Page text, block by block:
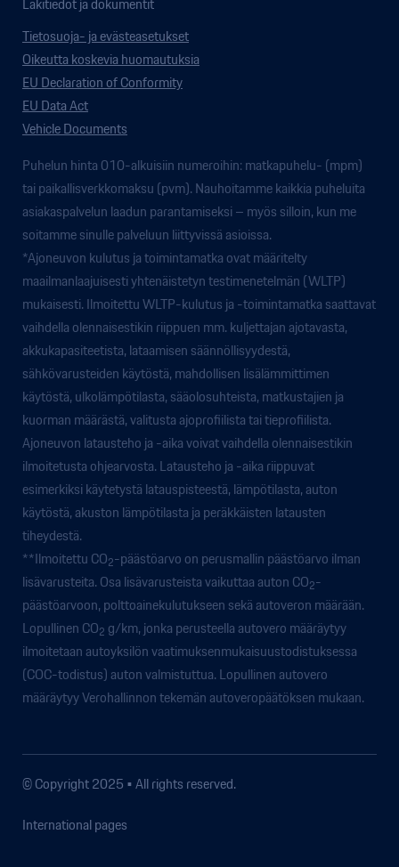
Tietosuoja- ja evästeasetukset
Oikeutta koskevia huomautuksia
EU Declaration of Conformity
EU Data Act
Vehicle Documents
Puhelun hinta 010-alkuisiin numeroihin: matkapuhelu- (mpm)
tai paikallisverkkomaksu (pvm). Nauhoitamme kaikkia puheluita
asiakaspalvelun laadun parantamiseksi – myös silloin, kun me
soitamme sinulle palveluun liittyvissä asioissa.
*Ajoneuvon kulutus ja toimintamatka ovat määritelty
maailmanlaajuisesti yhtenäistetyn testimenetelmän (WLTP)
mukaisesti. Ilmoitettu WLTP-kulutus ja -toimintamatka saattavat
vaihdella olennaisestikin riippuen mm. kuljettajan ajotavasta,
akkukapasiteetista, lataamisen säännöllisyydestä,
sähkövarusteiden käytöstä, mahdollisen lisälämmittimen
käytöstä, ulkolämpötilasta, sääolosuhteista, matkustajien ja
kuorman määrästä, valitusta ajoprofiilista tai tieprofiilista.
Ajoneuvon latausteho ja -aika voivat vaihdella olennaisestikin
ilmoitetusta ohjearvosta. Latausteho ja -aika riippuvat
esimerkiksi käytetystä latauspisteestä, lämpötilasta, auton
käytöstä, akuston lämpötilasta ja peräkkäisten latausten
tiheydestä.
**Ilmoitettu CO2-päästöarvo on perusmallin päästöarvo ilman
lisävarusteita. Osa lisävarusteista vaikuttaa auton CO2-
päästöarvoon, polttoainekulutukseen sekä autoveron määrään.
Lopullinen CO2 g/km, jonka perusteella autovero määräytyy
ilmoitetaan autoyksilön vaatimuksenmukaisuustodistuksessa
(COC-todistus) auton valmistuttua. Lopullinen autovero
määräytyy Verohallinnon tekemän autoveropäätöksen mukaan.
© Copyright 2025 • All rights reserved.
International pages